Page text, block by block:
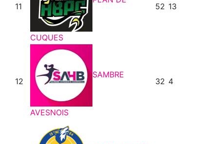
11
CUQUES
52 13
12
SAMBRE
AVESNOIS
32 4